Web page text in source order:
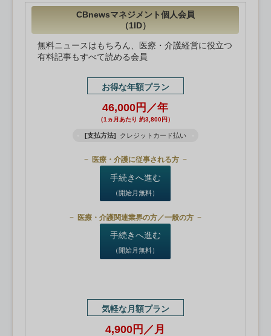
CBnewsマネジメント個人会員
（1ID）
無料ニュースはもちろん、医療・介護経営に役立つ
有料記事もすべて読める会員
お得な年額プラン
46,000円／年
（1ヵ月あたり 約3,800円）
[支払方法] クレジットカード払い
医療・介護に従事される方
手続きへ進む
（開始月無料）
医療・介護関連業界の方／一般の方
手続きへ進む
（開始月無料）
気軽な月額プラン
4,900円／月